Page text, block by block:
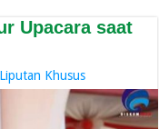
Upacara saat
Liputan Khusus